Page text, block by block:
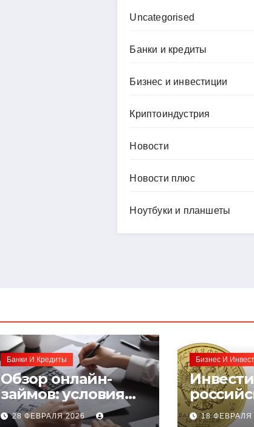
Uncategorised
Банки и кредиты
Бизнес и инвестиции
Криптоиндустрия
Новости
Новости плюс
Ноутбуки и планшеты
Банки И Кредиты
Обзор онлайн-
займов: условия
выдачи,
28 ФЕВРАЛЯ 2026
Бизнес И
18 ФЕВРАЛЯ